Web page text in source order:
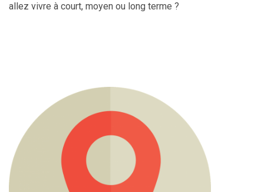
allez vivre à court, moyen ou long terme ?